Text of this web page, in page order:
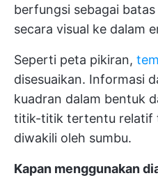
berfungsi sebagai
secara visual ke dalam
Seperti peta pikiran,
disesuaikan. Informasi
kuadran dalam bentuk
titik-titik tertentu relatif
diwakili oleh sumbu.
Kapan menggunakan